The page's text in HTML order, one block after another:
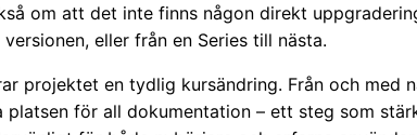
om att det inte finns någon direkt
eller från en Series till nästa.
projektet en tydlig kursändring. Från och med
platsen för all dokumentation – ett steg som